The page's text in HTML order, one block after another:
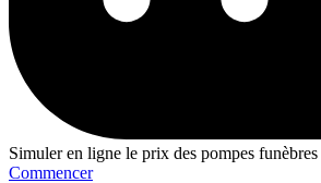
Simuler en ligne le prix des pompes
Commencer